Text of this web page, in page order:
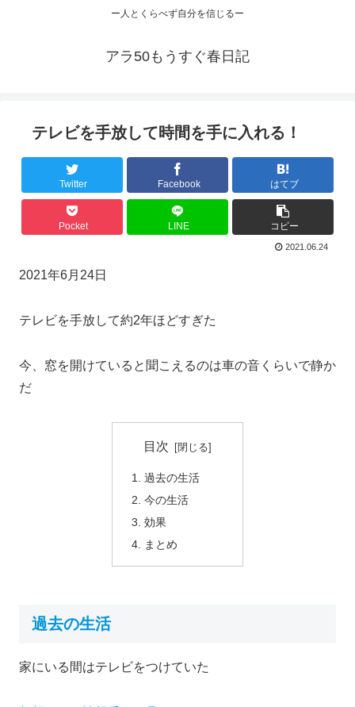
ー人とくらべず自分を信じるー
アラ50もうすぐ春日記
テレビを手放して時間を手に入れる！
Twitter Facebook はてブ
Pocket LINE コピー
2021.06.24
2021年6月24日
テレビを手放して約2年ほどすぎた
今、窓を開けていると聞こえるのは車の音くらいで静か
だ
目次
過去の生活
今の生活
効果
まとめ
過去の生活
家にいる間はテレビをつけていた